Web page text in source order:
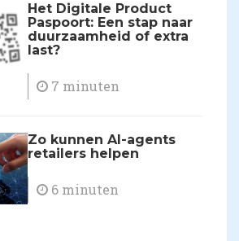
Het Digitale Product
Paspoort: Een stap naar
duurzaamheid of extra
last?
7 minuten
Zo kunnen AI-agents
retailers helpen
6 minuten